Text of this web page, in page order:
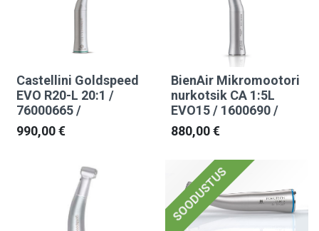
Castellini Goldspeed
EVO R20-L 20:1 /
76000665 /
990,00€
BienAir Mikromootori
nurkotsik CA 1:5L
EVO15 / 1600690 /
880,00€
SOODUSTUS